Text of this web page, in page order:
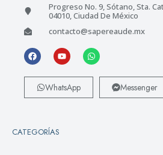
Progreso No. 9, Sótano, Sta.
04010, Ciudad De México
contacto@sapereaude.mx
WhatsApp Messenger
CATEGORÍAS